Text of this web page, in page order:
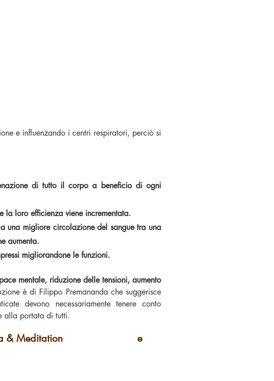
e influenzando i centri respiratori, perciò si
di tutto il corpo a beneficio di ogni
la loro efficienza viene incrementata.
una migliore circolazione del sangue tra una
aumenta.
migliorandone le funzioni.
pace mentale, riduzione delle tensioni, aumento
è di Filippo Premananda che suggerisce
devono necessariamente tenere conto
alla portata di tutti.
Yoga & Meditation e